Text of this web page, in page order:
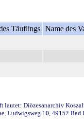
Täuflings Name des
Diözesanarchiv
Ludwigsweg 10, 49152